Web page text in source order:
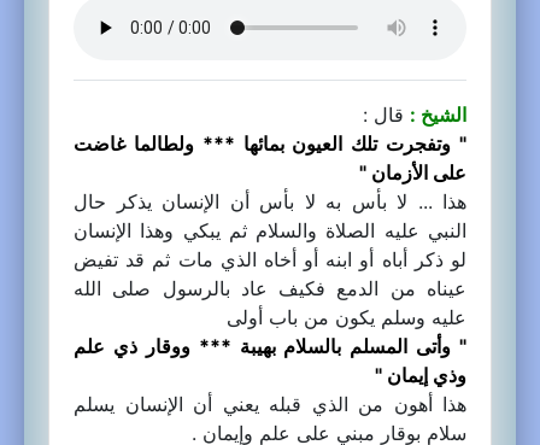
الشيخ : قال :
" وتفجرت تلك العيون بمائها *** ولطالما غاضت
على الأزمان "
هذا ... لا بأس به لا بأس أن الإنسان يذكر حال
النبي عليه الصلاة والسلام ثم يبكي وهذا الإنسان
لو ذكر أباه أو ابنه أو أخاه الذي مات ثم قد تفيض
عيناه من الدمع فكيف عاد بالرسول صلى الله
عليه وسلم يكون من باب أولى
" وأتى المسلم بالسلام بهيبة *** ووقار ذي علم
وذي إيمان "
هذا أهون من الذي قبله يعني أن الإنسان يسلم
سلام بوقار مبني على علم وإيمان .